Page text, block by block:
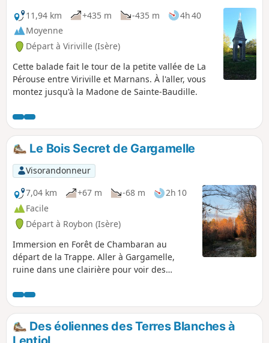
11,94 km +435 m -435 m
4h 40
Moyenne
Départ à Viriville (Isère)
Cette balade fait le tour de la petite vallée de La
Pérouse entre Viriville et Marnans. À l'aller, vous
montez jusqu'à la Madone de Sainte-Baudille.
Le Bois Secret de Gargamelle
Visorandonneur
7,04 km
+67 m -68 m
2h 10
Facile
Départ à Roybon (Isère)
Immersion en Forêt de Chambaran au
départ de la Trappe. Aller à Gargamelle,
ruine dans une clairière pour voir des
chevreuils. Faire un tronçon du Chemin de
Compostelle en Chambaran. Attention, trace
GPS manuelle et ancienne, voir les avis
Des éoliennes des Terres Blanches à